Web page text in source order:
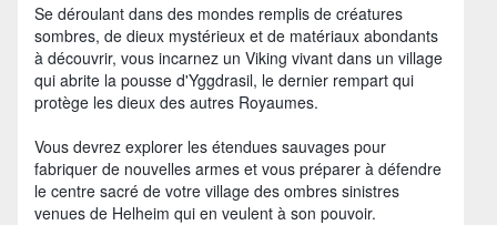
Se déroulant dans des mondes remplis de créatures
sombres, de dieux mystérieux et de matériaux abondants
à découvrir, vous incarnez un Viking vivant dans un village
qui abrite la pousse d'Yggdrasil, le dernier rempart qui
protège les dieux des autres Royaumes.
Vous devrez explorer les étendues sauvages pour
fabriquer de nouvelles armes et vous préparer à défendre
le centre sacré de votre village des ombres sinistres
venues de Helheim qui en veulent à son pouvoir.